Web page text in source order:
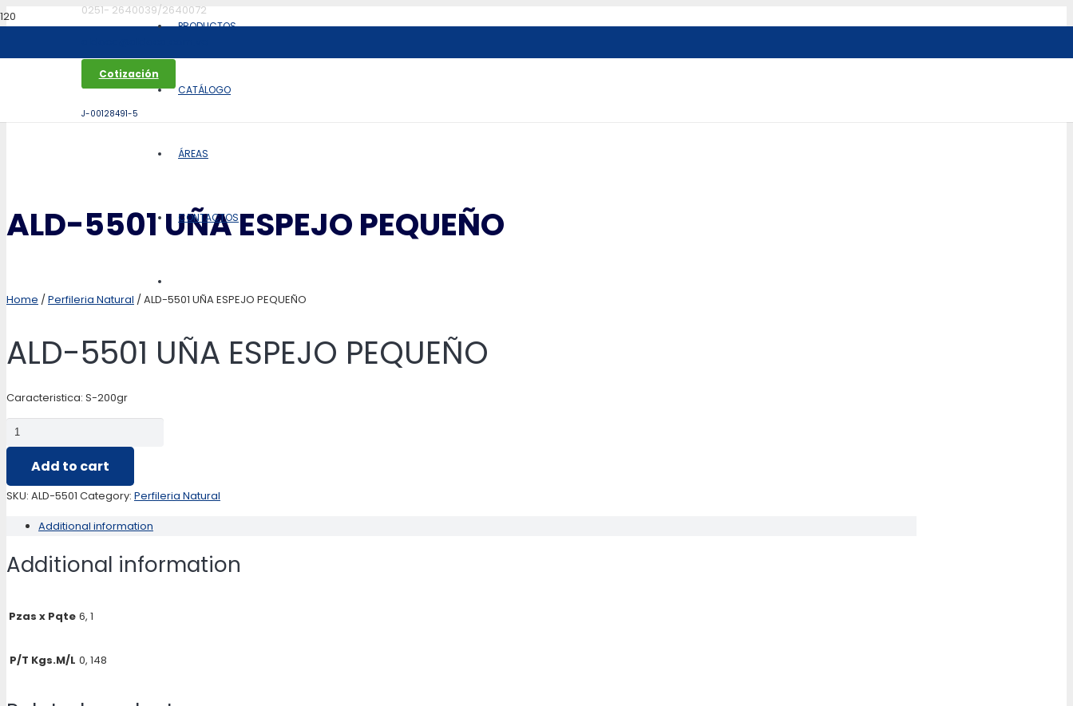
0251- 2640039/2640072
Cotización
J-00128491-5
PRODUCTOS
CATÁLOGO
ÁREAS
CONTACTOS
ALD-5501 UÑA ESPEJO PEQUEÑO
Home /Perfileria Natural / ALD-5501 UÑA ESPEJO PEQUEÑO
ALD-5501 UÑA ESPEJO PEQUEÑO
Caracteristica: S-200gr
ALD-
5501
ESPEJO
quantity
Add to cart
SKU: ALD-5501 Category: Perfileria Natural
Additional information
Additional information
Pzas x Pqte 6, 1
P/T Kgs.M/L 0, 148